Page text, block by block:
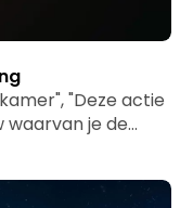
"Deze actie
waarvan je de…